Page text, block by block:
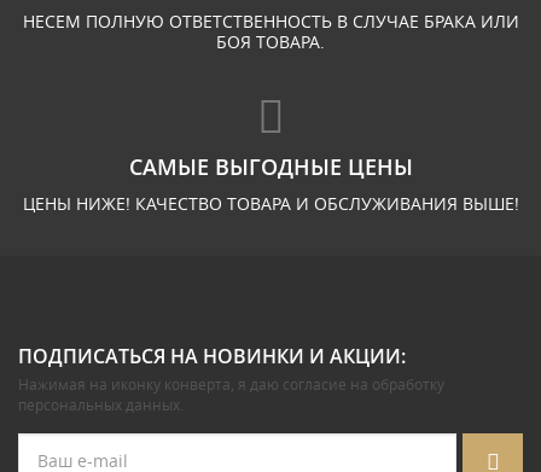
НЕСЕМ ПОЛНУЮ ОТВЕТСТВЕННОСТЬ В СЛУЧАЕ БРАКА ИЛИ
БОЯ ТОВАРА.
САМЫЕ ВЫГОДНЫЕ ЦЕНЫ
ЦЕНЫ НИЖЕ! КАЧЕСТВО ТОВАРА И ОБСЛУЖИВАНИЯ ВЫШЕ!
ПОДПИСАТЬСЯ НА НОВИНКИ И АКЦИИ:
Нажимая на иконку конверта, я даю согласие на обработку
персональных данных.